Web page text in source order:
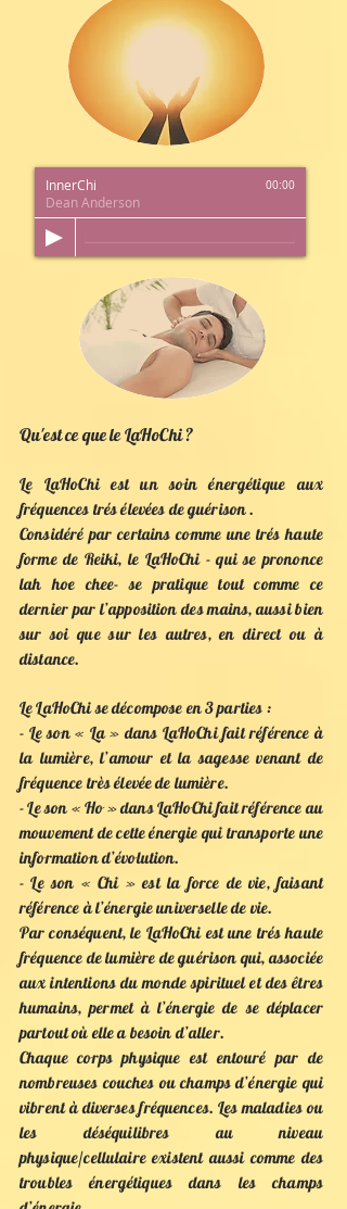
InnerChi
Dean Anderson
00:00
Qu'est ce que le LaHoChi ?
Le LaHoChi est un soin énergétique aux
fréquences trés élevées de guérison .
Considéré par certains comme une trés haute
forme de Reiki, le LaHoChi - qui se prononce
lah hoe chee- se pratique tout comme ce
dernier par l’apposition des mains, aussi bien
sur soi que sur les autres, en direct ou à
distance.
Le LaHoChi se décompose en 3 parties :
- Le son « La » dans LaHoChi fait référence à
la lumière, l’amour et la sagesse venant de
fréquence très élevée de lumière.
- Le son « Ho » dans LaHoChi fait référence au
mouvement de cette énergie qui transporte une
information d’évolution.
- Le son « Chi » est la force de vie, faisant
référence à l’énergie universelle de vie.
Par conséquent, le LaHoChi est une trés haute
fréquence de lumière de guérison qui, associée
aux intentions du monde spirituel et des êtres
humains, permet à l’énergie de se déplacer
partout où elle a besoin d’aller.
Chaque corps physique est entouré par de
nombreuses couches ou champs d’énergie qui
vibrent à diverses fréquences. Les maladies ou
les déséquilibres au niveau
physique/cellulaire existent aussi comme des
troubles énergétiques dans les champs